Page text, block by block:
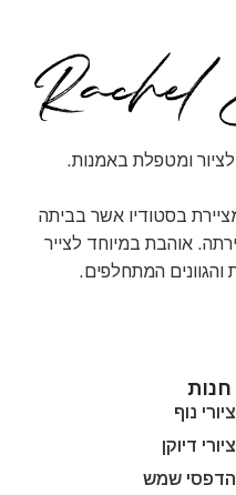
ומטפלת באמנות.
בסטודיו אשר בביתה
אוהבת במיוחד לצייר
והגוונים המתחלפים.
חנות
ציורי נוף
ציורי דיוקן
הדפסי שמש